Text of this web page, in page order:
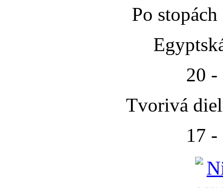
Po
20 -
Tvorivá
17 -